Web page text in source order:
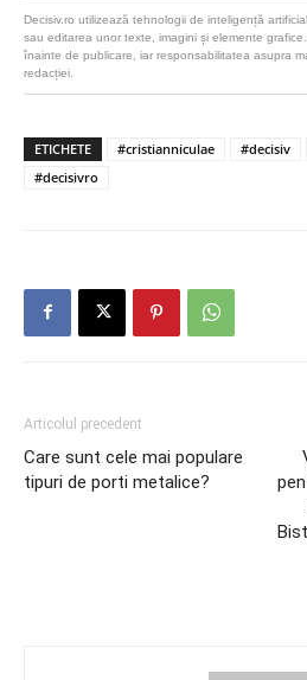
Decisiv.ro utilizează tehnologii de inteligență
sau editarea unor texte, imagini și elemente
înainte de publicare, iar responsabilitatea asupra
redacției.
ETICHETE #cristianniculae #decisiv
#decisivro
Articolul precedent
Care sunt cele mai populare
tipuri de porti metalice?